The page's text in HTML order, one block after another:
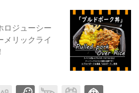
ロジューシー
メリックライ